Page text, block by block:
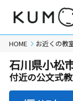
HOME お近くの教
石川県小松
付近の公文式